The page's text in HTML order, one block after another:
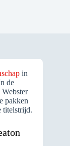
in
de
pakken
titelstrijd.